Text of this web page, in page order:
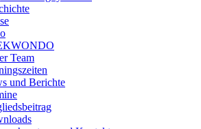
Team
und Berichte